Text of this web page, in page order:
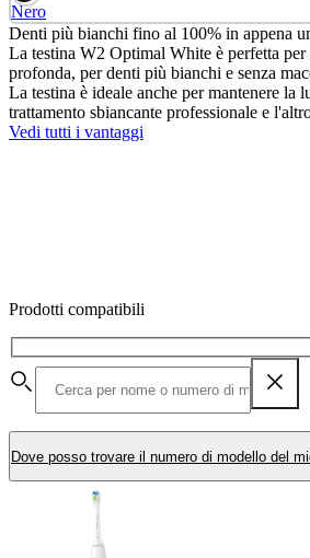
Nero
Denti più bianchi fino al 100% in appena
La testina W2 Optimal White è perfetta
profonda, per denti più bianchi e senza
La testina è ideale anche per mantenere la
trattamento sbiancante professionale e
Vedi tutti i vantaggi
Prodotti compatibili
Dove posso trovare il numero di modello del